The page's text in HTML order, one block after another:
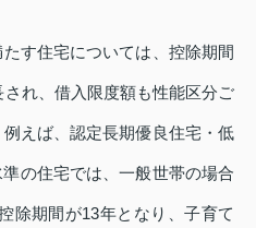
す住宅については、控除期間
れ、借入限度額も性能区分ご
えば、認定長期優良住宅・低
の住宅では、一般世帯の場合
除期間が13年となり、子育て